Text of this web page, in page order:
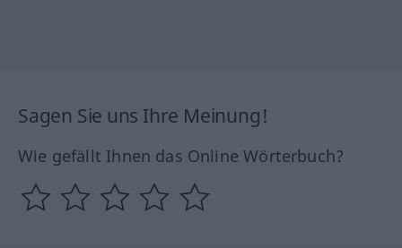
Sagen Sie uns Ihre Meinung!
Wie gefällt Ihnen das Online Wörterbuch?